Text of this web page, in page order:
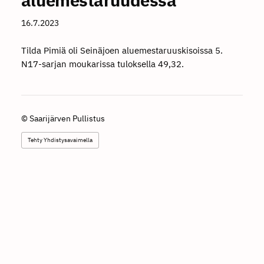
16.7.2023
Tilda Pimiä oli Seinäjoen aluemestaruuskisoissa 5.
N17-sarjan moukarissa tuloksella 49,32.
© Saarijärven Pullistus
Tehty Yhdistysavaimella